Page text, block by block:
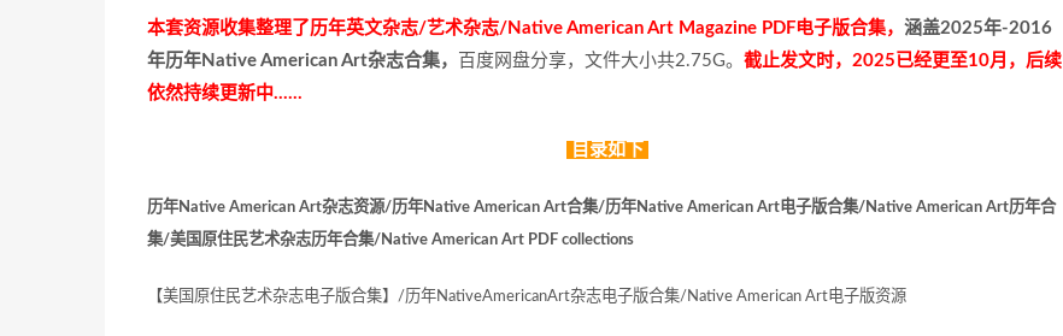
本套资源收集整理了历年英文杂志/艺术杂志/Native American Art Magazine PDF电子版合集， 涵盖2025年-2016
年历年Native American Art杂志合集，
百度网盘分享，文件大小共2.75G。 截止发文时，2025已经更至10月，后续
依然持续更新中……
目录如下
历年Native American Art杂志资源/历年Native American Art合集/历年Native American Art电子版合集/Native American Art历年合
集/美国原住民艺术杂志历年合集/Native American Art PDF collections
【美国原住民艺术杂志电子版合集】/历年NativeAmericanArt杂志电子版合集/Native American Art电子版资源